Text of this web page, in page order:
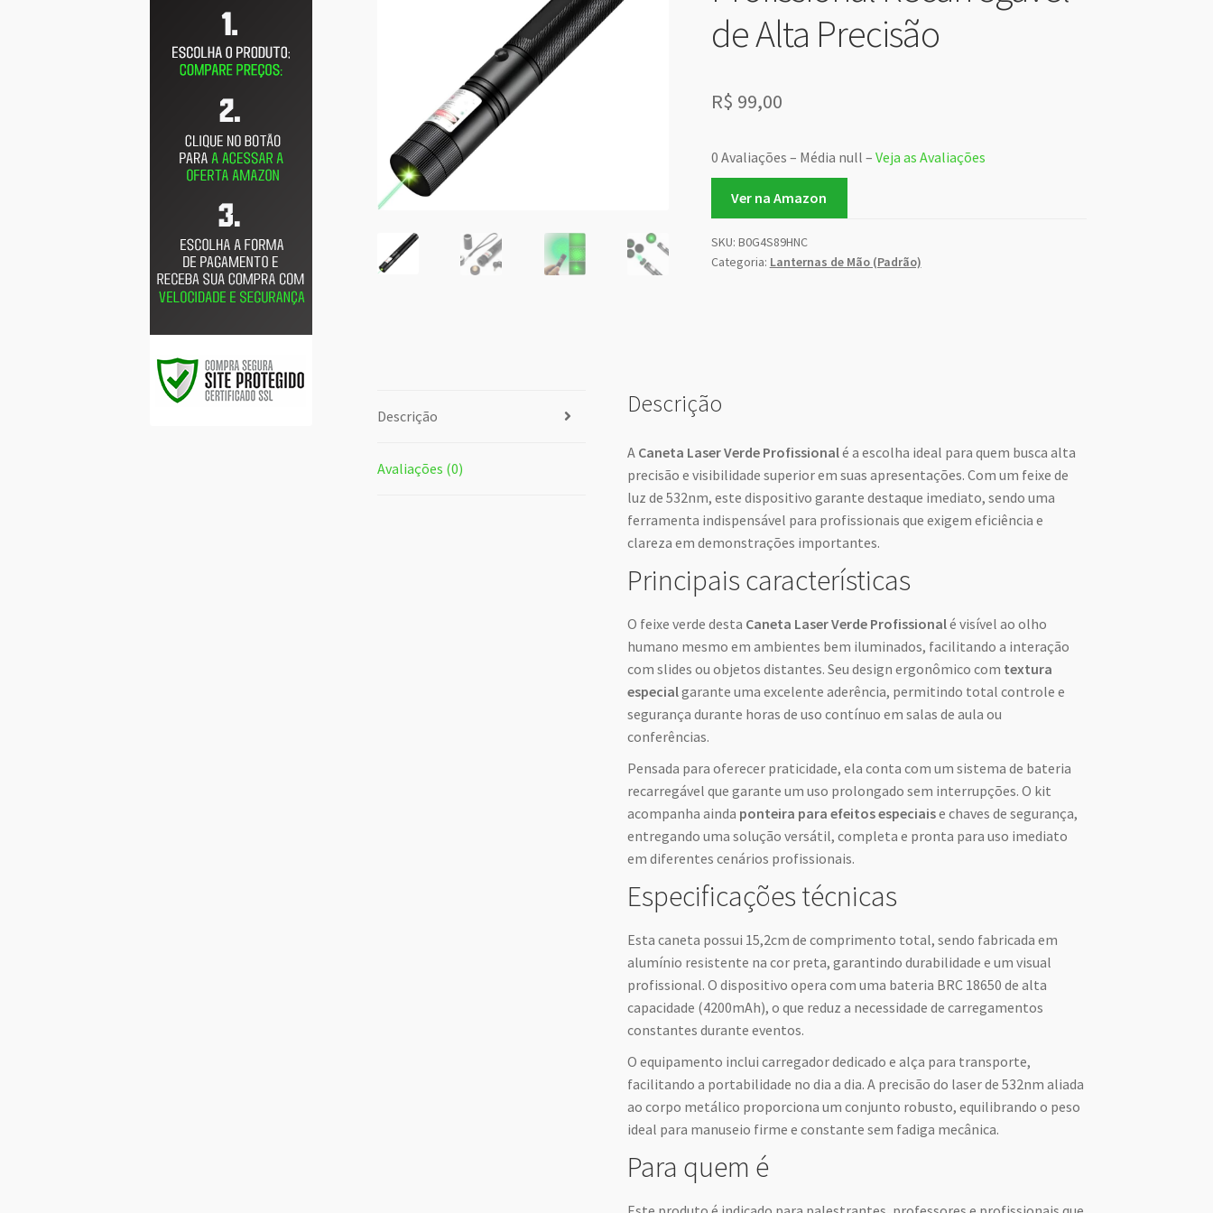
de Alta Precisão
R$ 99,00
0 Avaliações – Média null – Veja as Avaliações
Ver na Amazon
SKU: B0G4S89HNC
Categoria: Lanternas de Mão (Padrão)
Descrição
Avaliações (0)
Descrição
A Caneta Laser Verde Profissionalé a escolha ideal para quem busca alta
precisão e visibilidade superior em suas apresentações. Com um feixe de
luz de 532nm, este dispositivo garante destaque imediato, sendo uma
ferramenta indispensável para profissionais que exigem eficiência e
clareza em demonstrações importantes.
Principais características
O feixe verde desta Caneta Laser Verde Profissionalé visível ao olho
humano mesmo em ambientes bem iluminados, facilitando a interação
com slides ou objetos distantes. Seu design ergonômico com textura
especialgarante uma excelente aderência, permitindo total controle e
segurança durante horas de uso contínuo em salas de aula ou
conferências.
Pensada para oferecer praticidade, ela conta com um sistema de bateria
recarregável que garante um uso prolongado sem interrupções. O kit
acompanha ainda ponteira para efeitos especiaise chaves de segurança,
entregando uma solução versátil, completa e pronta para uso imediato
em diferentes cenários profissionais.
Especificações técnicas
Esta caneta possui 15,2cm de comprimento total, sendo fabricada em
alumínio resistente na cor preta, garantindo durabilidade e um visual
profissional. O dispositivo opera com uma bateria BRC 18650 de alta
capacidade (4200mAh), o que reduz a necessidade de carregamentos
constantes durante eventos.
O equipamento inclui carregador dedicado e alça para transporte,
facilitando a portabilidade no dia a dia. A precisão do laser de 532nm aliada
ao corpo metálico proporciona um conjunto robusto, equilibrando o peso
ideal para manuseio firme e constante sem fadiga mecânica.
Para quem é